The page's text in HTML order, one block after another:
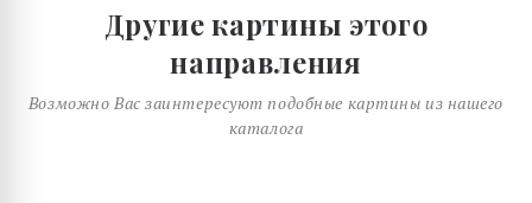
Другие картины этого
направления
Возможно Вас заинтересуют подобные картины из нашего
каталога